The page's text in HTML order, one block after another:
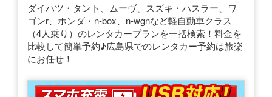
ダイハツ・タント、ムーヴ、スズキ・ハスラー、ワ
ゴンr、ホンダ・n-box、n-wgnなど軽自動車クラス
（4人乗り）のレンタカープランを一括検索！料金を
比較して簡単予約♪広島県でのレンタカー予約は旅楽
にお任せ！